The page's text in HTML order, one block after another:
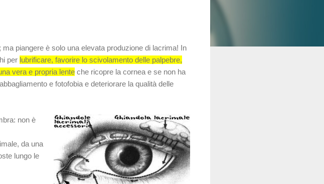
piangere è solo una elevata produzione di lacrima! In
per lubrificare, favorire lo scivolamento delle palpebre,
vera e propria lente che ricopre la cornea e se non ha
e fotofobia e deteriorare la qualità delle
non è
da una
lungo le